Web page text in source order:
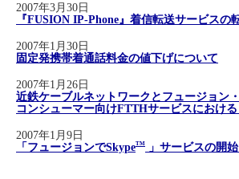
2007年3月30日
『FUSION IP-Phone』着信転送サービスの
2007年1月30日
固定発携帯着通話料金の値下げについて
2007年1月26日
近鉄ケーブルネットワークとフュージョン
コンシューマー向けFTTHサービスにおけ
2007年1月9日
「フュージョンでSkypeTM 」サービスの開